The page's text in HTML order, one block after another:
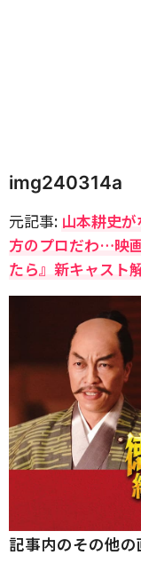
img240314a
元記事: 山本耕史
方のプロだわ…映
たら』新キャスト
記事内のその他の